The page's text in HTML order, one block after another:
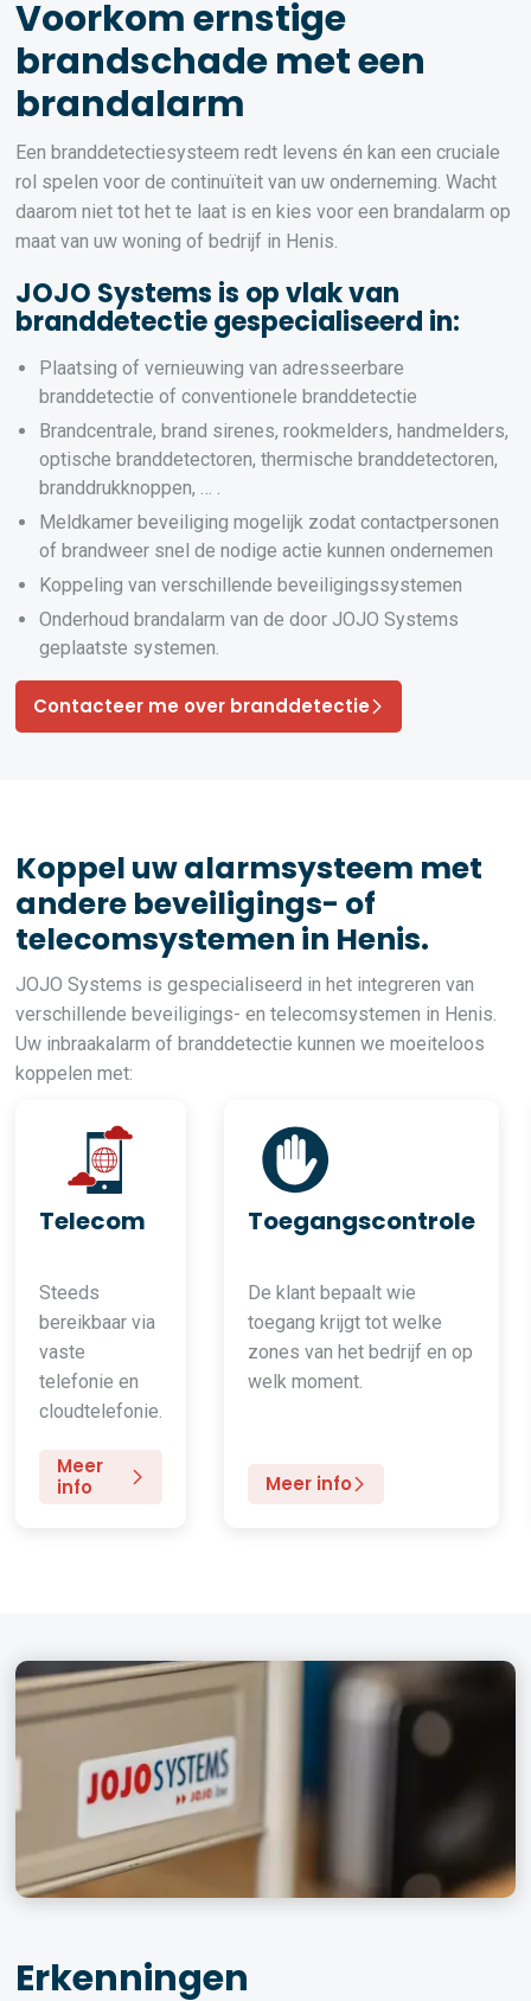
Voorkom ernstige
brandschade met een
brandalarm
Een branddetectiesysteem redt levens én kan een cruciale
rol spelen voor de continuïteit van uw onderneming. Wacht
daarom niet tot het te laat is en kies voor een brandalarm op
maat van uw woning of bedrijf in Henis.
JOJO Systems is op vlak van
branddetectie gespecialiseerd in:
Plaatsing of vernieuwing van adresseerbare
branddetectie of conventionele branddetectie
Brandcentrale, brand sirenes, rookmelders, handmelders,
optische branddetectoren, thermische branddetectoren,
branddrukknoppen, … .
Meldkamer beveiliging mogelijk zodat contactpersonen
of brandweer snel de nodige actie kunnen ondernemen
Koppeling van verschillende beveiligingssystemen
Onderhoud brandalarm van de door JOJO Systems
geplaatste systemen.
Contacteer me over branddetectie
Koppel uw alarmsysteem met
andere beveiligings- of
telecomsystemen in Henis.
JOJO Systems is gespecialiseerd in het integreren van
verschillende beveiligings- en telecomsystemen in Henis.
Uw inbraakalarm of branddetectie kunnen we moeiteloos
koppelen met:
Telecom
Steeds
bereikbaar via
vaste
telefonie en
cloudtelefonie.
Meer
info
Toegangscontrole
De klant bepaalt wie
toegang krijgt tot welke
zones van het bedrijf en op
welk moment.
Meer info
Erkenningen